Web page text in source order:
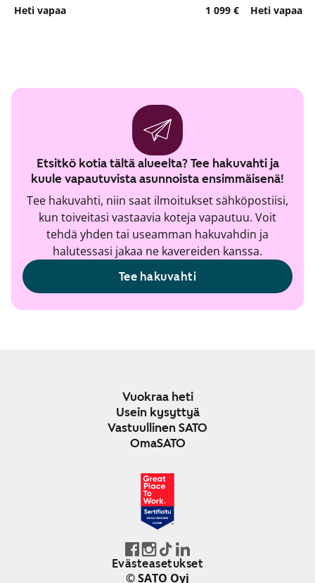
Heti vapaa
1 099 €
Heti vapaa
Etsitkö kotia tältä alueelta? Tee hakuvahti ja
kuule vapautuvista asunnoista ensimmäisenä!
Tee hakuvahti, niin saat ilmoitukset sähköpostiisi,
kun toiveitasi vastaavia koteja vapautuu. Voit
tehdä yhden tai useamman hakuvahdin ja
halutessasi jakaa ne kavereiden kanssa.
Tee hakuvahti
Vuokraa heti
Usein kysyttyä
Vastuullinen SATO
OmaSATO
JOULU 2024-2025
SUOMI
Evästeasetukset
© SATO Oyj